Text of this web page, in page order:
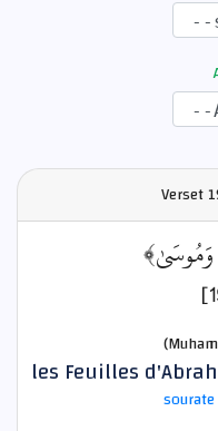
Verset
les Feuilles